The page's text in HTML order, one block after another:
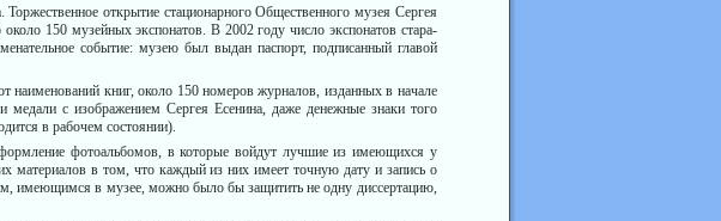
открытие стационарно­го Общественного музея Сергея
150 музейных экспонатов. В 2002 году число экспонатов стара­
событие: музею был выдан паспорт, подписанный гла­вой
наименований книг, около 150 номеров журналов, изданных в начале
с изображением Сергея Есенина, даже денежные знаки того
в рабочем со­стоянии).
фотоальбомов, в которые войдут лучшие из имеющихся у
материалов в том, что каждый из них имеет точную дату и запись о
имеющимся в музее, можно было бы защитить не одну диссер­тацию,